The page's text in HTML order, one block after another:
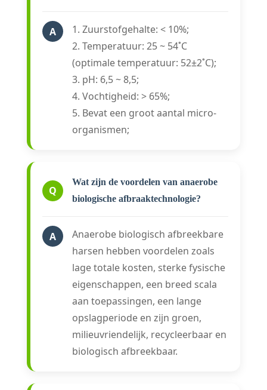
A
1. Zuurstofgehalte: < 10%;
2. Temperatuur: 25 ~ 54˚C
(optimale temperatuur: 52±2˚C);
3. pH: 6,5 ~ 8,5;
4. Vochtigheid: > 65%;
5. Bevat een groot aantal micro-
organismen;
Q
Wat zijn de voordelen van anaerobe
biologische afbraaktechnologie?
A
Anaerobe biologisch afbreekbare
harsen hebben voordelen zoals
lage totale kosten, sterke fysische
eigenschappen, een breed scala
aan toepassingen, een lange
opslagperiode en zijn groen,
milieuvriendelijk, recycleerbaar en
biologisch afbreekbaar.